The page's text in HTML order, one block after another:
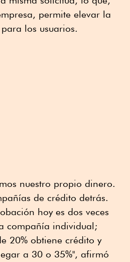
permite elevar la
los usuarios.
nuestro propio dinero.
de crédito detrás.
hoy es dos veces
compañía individual;
20% obtiene crédito y
a 30 o 35%", afirmó